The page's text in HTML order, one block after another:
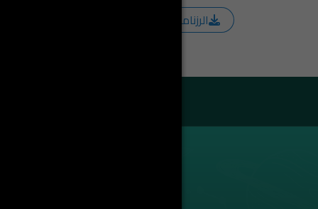
الرزنامة المتعلقة باجال إمضاء عقود المدرسين